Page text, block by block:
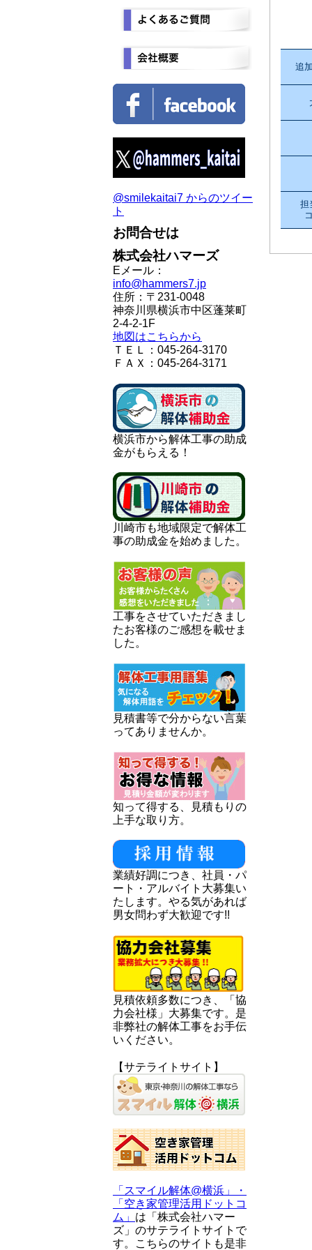
追
担
@smilekaitai7 からのツイー
ト
お問合せは
株式会社ハマーズ
Eメール：
info@hammers7.jp
住所：〒231-0048
神奈川県横浜市中区蓬莱町
2-4-2-1F
地図はこちらから
ＴＥＬ：045-264-3170
ＦＡＸ：045-264-3171
横浜市から解体工事の助成
金がもらえる！
川崎市も地域限定で解体工
事の助成金を始めました。
工事をさせていただきまし
たお客様のご感想を載せま
した。
見積書等で分からない言葉
ってありませんか。
知って得する、見積もりの
上手な取り方。
業績好調につき、社員・パ
ート・アルバイト大募集い
たします。やる気があれば
男女問わず大歓迎です!!
見積依頼多数につき、「協
力会社様」大募集です。是
非弊社の解体工事をお手伝
いください。
【サテライトサイト】
「スマイル解体@横浜」・
「空き家管理活用ドットコ
ム」 は「株式会社ハマー
ズ」のサテライトサイトで
す。こちらのサイトも是非